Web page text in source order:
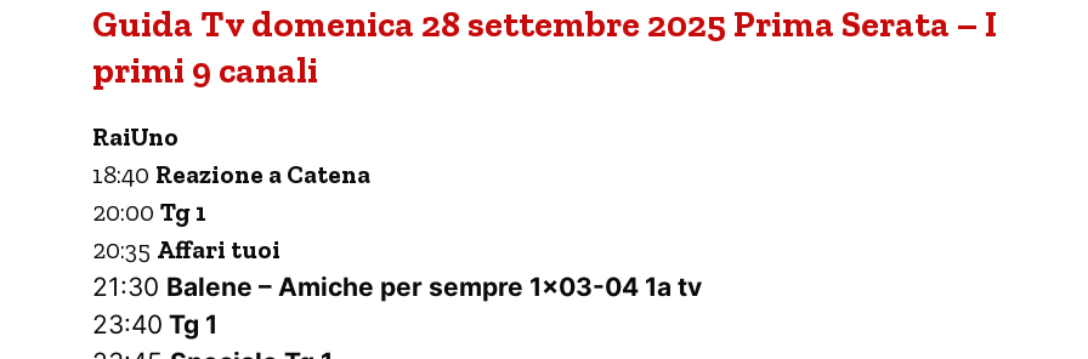
Guida Tv domenica 28 settembre 2025 Prima Serata – I
primi 9 canali
RaiUno
18:40 Reazione a Catena
20:00 Tg 1
20:35 Affari tuoi
21:30 Balene – Amiche per sempre 1×03-04 1a tv
23:40 Tg 1